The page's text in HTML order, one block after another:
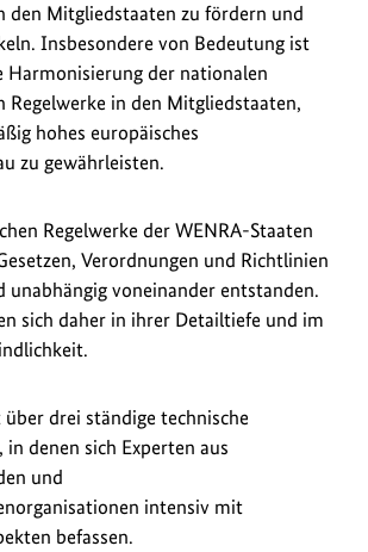
den Mitgliedstaaten zu fördern und
Insbesondere von Bedeutung ist
Harmonisierung der nationalen
Regelwerke in den Mitgliedstaaten,
hohes europäisches
zu gewährleisten.
Regelwerke der WENRA-Staaten
Verordnungen und Richtlinien
unabhängig voneinander entstanden.
sich daher in ihrer Detailtiefe und im
drei ständige technische
denen sich Experten aus
und
intensiv mit
befassen.